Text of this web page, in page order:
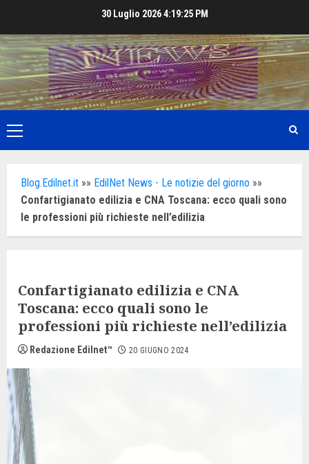
content
30 Luglio 20264:19:27 PM
Primary
Menu
Blog.Edilnet.it »» EdilNet News - Le notizie del giorno »»
Confartigianato edilizia e CNA Toscana: ecco quali sono
le professioni più richieste nell’edilizia
Confartigianato edilizia e CNA
Toscana: ecco quali sono le
professioni più richieste nell’edilizia
Redazione Edilnet™ 20 GIUGNO 2024